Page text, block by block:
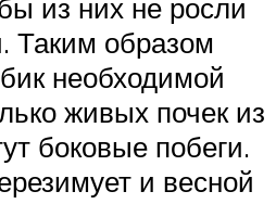
из них не росли
Таким образом
необходимой
живых почек из
боковые побеги.
и весной